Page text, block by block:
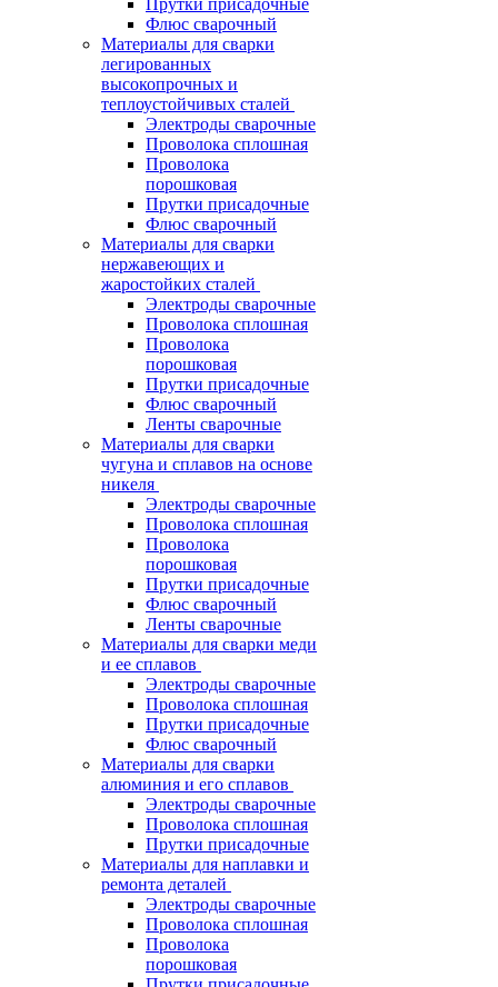
Прутки присадочные
Флюс сварочный
Материалы для сварки
легированных
высокопрочных и
теплоустойчивых сталей
Электроды сварочные
Проволока сплошная
Проволока
порошковая
Прутки присадочные
Флюс сварочный
Материалы для сварки
нержавеющих и
жаростойких сталей
Электроды сварочные
Проволока сплошная
Проволока
порошковая
Прутки присадочные
Флюс сварочный
Ленты сварочные
Материалы для сварки
чугуна и сплавов на основе
никеля
Электроды сварочные
Проволока сплошная
Проволока
порошковая
Прутки присадочные
Флюс сварочный
Ленты сварочные
Материалы для сварки меди
и ее сплавов
Электроды сварочные
Проволока сплошная
Прутки присадочные
Флюс сварочный
Материалы для сварки
алюминия и его сплавов
Электроды сварочные
Проволока сплошная
Прутки присадочные
Материалы для наплавки и
ремонта деталей
Электроды сварочные
Проволока сплошная
Проволока
порошковая